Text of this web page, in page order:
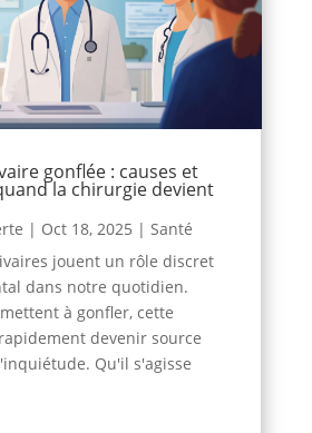
gonflée : causes et
la chirurgie devient
| Oct 18, 2025 | Santé
jouent un rôle discret
dans notre quotidien.
à gonfler, cette
devenir source
Qu'il s'agisse